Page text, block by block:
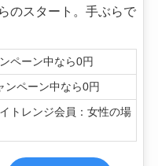
のスタート。手ぶらで
ペーン中なら0円
ペーン中なら0円
トレンジ会員：女性の場